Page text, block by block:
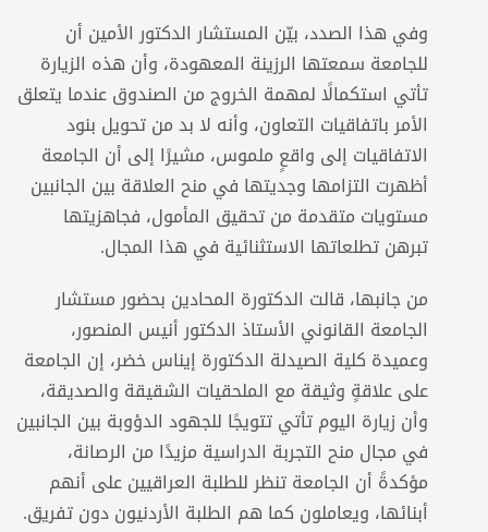
وفي هذا الصدد، بيّن المستشار الدكتور الأمين أن
للجامعة سمعتها الرزينة المعهودة، وأن هذه الزيارة
تأتي استكمالًا لمهمة الخروج من الصندوق عندما يتعلق
الأمر باتفاقيات التعاون، وأنه لا بد من تحويل بنود
الاتفاقيات إلى واقعٍ ملموس، مشيرًا إلى أن الجامعة
أظهرت التزامها وجديتها في منح العلاقة بين الجانبين
مستويات متقدمة من تحقيق المأمول، فجاهزيتها
تبرهن تطلعاتها الاستثنائية في هذا المجال.
من جانبها، قالت الدكتورة المحادين بحضور مستشار
الجامعة القانوني الأستاذ الدكتور أنيس المنصور،
وعميدة كلية الصيدلة الدكتورة إيناس خضر، إن الجامعة
على علاقةٍ وثيقة مع الملحقيات الشقيقة والصديقة،
وأن زيارة اليوم تأتي تتويجًا للجهود الدؤوبة بين الجانبين
في مجال منح التجربة الدراسية مزيدًا من الرصانة،
مؤكدةً أن الجامعة تنظر للطلبة العراقيين على أنهم
أبنائها، ويعاملون كما هم الطلبة الأردنيون دون تفريق.